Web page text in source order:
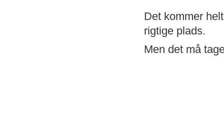
Det kommer
rigtige plads.
Men det må